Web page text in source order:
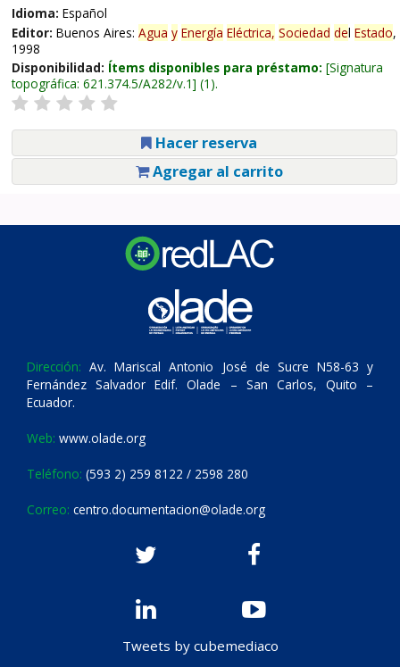
Idioma: Español
Editor: Buenos Aires: Agua y Energía Eléctrica, Sociedad del Estado,
1998
Disponibilidad: Ítems disponibles para préstamo: Signatura
topográfica: 621.374.5/A282/v.1 (1).
Hacer reserva
Agregar al carrito
Dirección: Av. Mariscal Antonio José de Sucre N58-63 y
Fernández Salvador Edif. Olade – San Carlos, Quito –
Ecuador.
Web: www.olade.org
Teléfono: (593 2) 259 8122 / 2598 280
Correo: centro.documentacion@olade.org
Tweets by cubemediaco